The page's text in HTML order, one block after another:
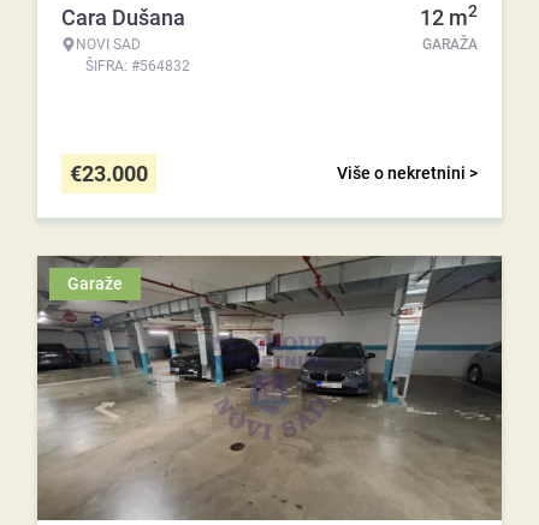
Cara Dušana
NOVI SAD
ŠIFRA: #564832
12 m2
GARAŽA
Više o nekretnini >
€23.000
Garaže